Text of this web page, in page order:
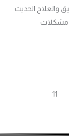
والعلاج الحديث
مشكلات
11